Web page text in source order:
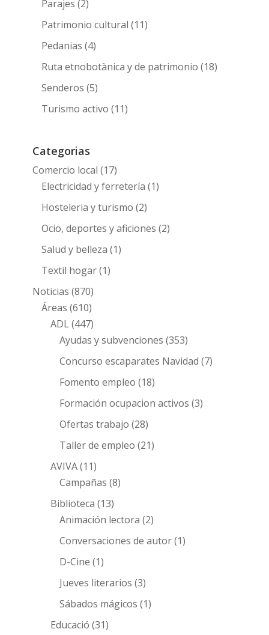
Parajes (2)
Patrimonio cultural (11)
Pedanias (4)
Ruta etnobotànica y de patrimonio (18)
Senderos (5)
Turismo activo (11)
Categorias
Comercio local (17)
Electricidad y ferretería (1)
Hosteleria y turismo (2)
Ocio, deportes y aficiones (2)
Salud y belleza (1)
Textil hogar(1)
Noticias (870)
Áreas (610)
ADL(447)
Ayudas y subvenciones (353)
Concurso escaparates Navidad (7)
Fomento empleo (18)
Formación ocupacion activos (3)
Ofertas trabajo (28)
Taller de empleo (21)
AVIVA(11)
Campañas (8)
Biblioteca (13)
Animación lectora (2)
Conversaciones de autor(1)
D-Cine (1)
Jueves literarios (3)
Sábados mágicos (1)
Educació (31)